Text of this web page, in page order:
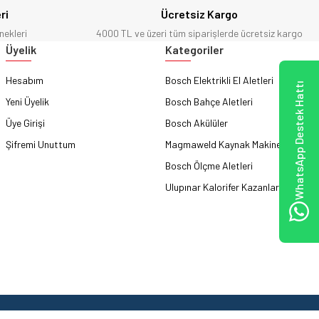
Ücretsiz Kargo
4000 TL ve üzeri tüm siparişlerde ücretsiz kargo
Üyelik
Hesabım
Yeni Üyelik
Üye Girişi
Şifremi Unuttum
Kategoriler
Bosch Elektrikli El Aletleri
Bosch Bahçe Aletleri
Bosch Akülüler
Magmaweld Kaynak Makineleri
Bosch Ölçme Aletleri
Ulupınar Kalorifer Kazanları
WhatsApp Destek Hattı